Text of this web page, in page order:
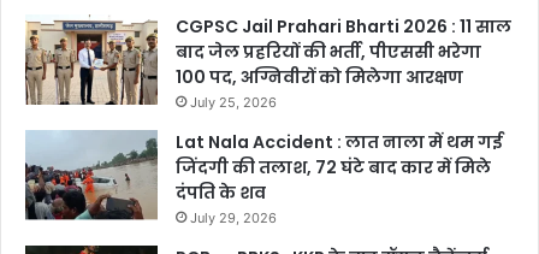
CGPSC Jail Prahari Bharti 2026 : 11 साल
बाद जेल प्रहरियों की भर्ती, पीएससी भरेगा
100 पद, अग्निवीरों को मिलेगा आरक्षण
July 25, 2026
Lat Nala Accident : लात नाला में थम गई
जिंदगी की तलाश, 72 घंटे बाद कार में मिले
दंपति के शव
July 29, 2026